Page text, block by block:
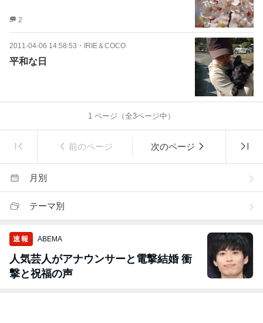
2
2011-04-06 14:58:53 ・ IRIE＆COCO
平和な日
1 ページ（全3ページ中）
前のページ 次のページ
月別
テーマ別
速報 ABEMA
人気芸人がアナウンサーと電撃結婚 衝
撃と祝福の声